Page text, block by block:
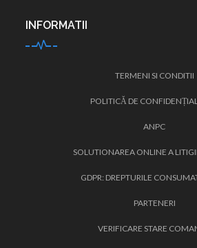
INFORMATII
TERMENI SI CONDITII
POLITICĂ DE
ANPC
SOLUTIONAREA ONLINE A
GDPR: DREPTURILE
PARTENERI
VERIFICARE STARE